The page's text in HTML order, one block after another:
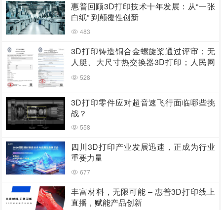
惠普回顾3D打印技术十年发展：从“一张
白纸” 到颠覆性创新
483
3D打印铸造铜合金螺旋桨通过评审；无
人艇、大尺寸热交换器3D打印；人民网
报道两家3D打印企业
528
3D打印零件应对超音速飞行面临哪些挑
战？
558
四川3D打印产业发展迅速，正成为行业
重要力量
677
丰富材料，无限可能 – 惠普3D打印线上
直播，赋能产品创新